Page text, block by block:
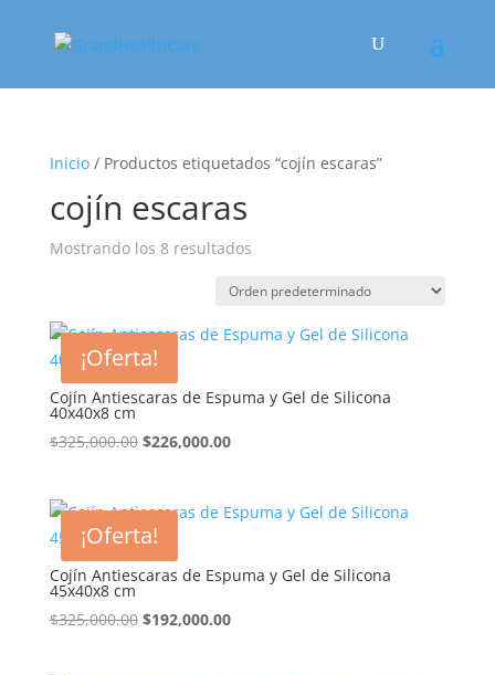
Inicio/ Productos etiquetados “cojín escaras”
cojín escaras
Mostrando los 8 resultados
¡Oferta!
Cojín Antiescaras de Espuma y Gel de Silicona
40x40x8 cm
$325,000.00 El
era:
$325,000.00.
$226,000.00El
es:
¡Oferta!
Cojín Antiescaras de Espuma y Gel de Silicona
45x40x8 cm
$325,000.00 El
$192,000.00El